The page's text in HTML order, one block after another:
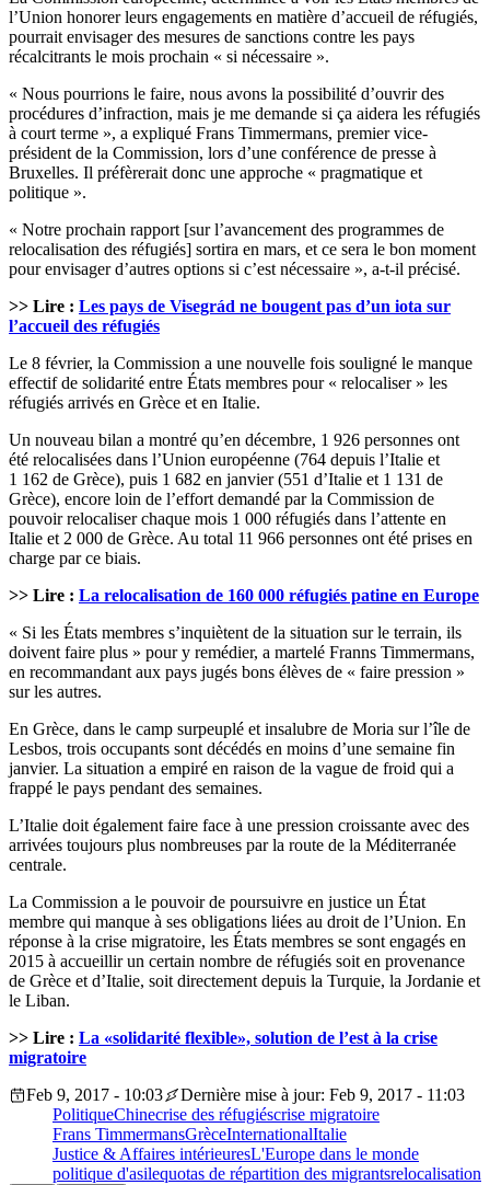
l’Union honorer leurs engagements en matière d’accueil de réfugiés,
pourrait envisager des mesures de sanctions contre les pays
récalcitrants le mois prochain « si nécessaire ».
« Nous pourrions le faire, nous avons la possibilité d’ouvrir des
procédures d’infraction, mais je me demande si ça aidera les réfugiés
à court terme », a expliqué Frans Timmermans, premier vice-
président de la Commission, lors d’une conférence de presse à
Bruxelles. Il préfèrerait donc une approche « pragmatique et
politique ».
« Notre prochain rapport [sur l’avancement des programmes de
relocalisation des réfugiés] sortira en mars, et ce sera le bon moment
pour envisager d’autres options si c’est nécessaire », a-t-il précisé.
>> Lire : Les pays de Visegrád ne bougent pas d’un iota sur
l’accueil des réfugiés
Le 8 février, la Commission a une nouvelle fois souligné le manque
effectif de solidarité entre États membres pour « relocaliser » les
réfugiés arrivés en Grèce et en Italie.
Un nouveau bilan a montré qu’en décembre, 1 926 personnes ont
été relocalisées dans l’Union européenne (764 depuis l’Italie et
1 162 de Grèce), puis 1 682 en janvier (551 d’Italie et 1 131 de
Grèce), encore loin de l’effort demandé par la Commission de
pouvoir relocaliser chaque mois 1 000 réfugiés dans l’attente en
Italie et 2 000 de Grèce. Au total 11 966 personnes ont été prises en
charge par ce biais.
>> Lire : La relocalisation de 160 000 réfugiés patine en Europe
« Si les États membres s’inquiètent de la situation sur le terrain, ils
doivent faire plus » pour y remédier, a martelé Franns Timmermans,
en recommandant aux pays jugés bons élèves de « faire pression »
sur les autres.
En Grèce, dans le camp surpeuplé et insalubre de Moria sur l’île de
Lesbos, trois occupants sont décédés en moins d’une semaine fin
janvier. La situation a empiré en raison de la vague de froid qui a
frappé le pays pendant des semaines.
L’Italie doit également faire face à une pression croissante avec des
arrivées toujours plus nombreuses par la route de la Méditerranée
centrale.
La Commission a le pouvoir de poursuivre en justice un État
membre qui manque à ses obligations liées au droit de l’Union. En
réponse à la crise migratoire, les États membres se sont engagés en
2015 à accueillir un certain nombre de réfugiés soit en provenance
de Grèce et d’Italie, soit directement depuis la Turquie, la Jordanie et
le Liban.
>> Lire : La «solidarité flexible», solution de l’est à la crise
migratoire
Feb 9, 2017 - 10:03
Dernière mise à jour: Feb 9, 2017 - 11:03
PolitiqueChinecrise des réfugiéscrise migratoire
Frans TimmermansGrèceInternationalItalie
Justice & Affaires intérieuresL'Europe dans le monde
politique d'asilequotas de répartition des migrantsrelocalisation